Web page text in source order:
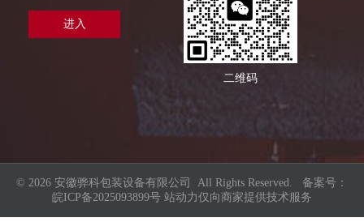
进入
二维码
© 2026 安徽骅科包装设备有限公司 All Rights Reserved. 备案号：
皖ICP备2025093899号 站动力仅向商家提供技术服务